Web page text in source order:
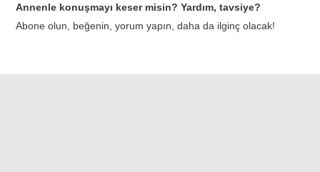
Annenle konuşmayı keser misin? Yardım, tavsiye?
Abone olun, beğenin, yorum yapın, daha da ilginç olacak!